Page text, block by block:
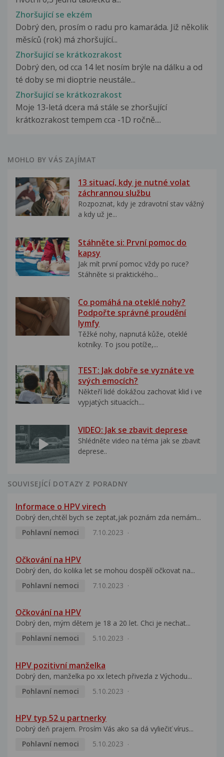
Zhoršující se ekzém
Dobrý den, prosím o radu pro kamaráda. Již několik
měsíců (rok) má zhoršující...
Zhoršující se krátkozrakost
Dobrý den, od cca 14 let nosím brýle na dálku a od
té doby se mi dioptrie neustále...
Zhoršující se krátkozrakost
Moje 13-letá dcera má stále se zhoršující
krátkozrakost tempem cca -1D ročně....
MOHLO BY VÁS ZAJÍMAT
13 situací, kdy je nutné volat
záchrannou službu
Rozpoznat, kdy je zdravotní stav vážný
a kdy už je...
Stáhněte si: První pomoc do
kapsy
Jak mít první pomoc vždy po ruce?
Stáhněte si praktického...
Co pomáhá na oteklé nohy?
Podpořte správné proudění
lymfy
Těžké nohy, napnutá kůže, oteklé
kotníky. To jsou potíže,...
TEST: Jak dobře se vyznáte ve
svých emocích?
Někteří lidé dokážou zachovat klid i ve
vypjatých situacích....
VIDEO: Jak se zbavit deprese
Shlédněte video na téma jak se zbavit
deprese..
SOUVISEJÍCÍ DOTAZY Z PORADNY
Informace o HPV virech
Dobrý den,chtěl bych se zeptat,jak poznám zda nemám...
Pohlavní nemoci
7.10.2023
Očkování na HPV
Dobrý den, do kolika let se mohou dospělí očkovat na...
Pohlavní nemoci
7.10.2023
Očkování na HPV
Dobrý den, mým dětem je 18 a 20 let. Chci je nechat...
Pohlavní nemoci
5.10.2023
HPV pozitivní manželka
Dobrý den, manželka po xx letech přivezla z Východu...
Pohlavní nemoci
5.10.2023
HPV typ 52 u partnerky
Dobrý deň prajem. Prosím Vás ako sa dá vyliečiť vírus...
Pohlavní nemoci
5.10.2023